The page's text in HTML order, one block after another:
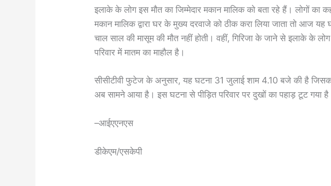
इलाके के लोग इस मौत का जिम्मेदार मकान मालिक को बता रहे हैं। लोगों का
मकान मालिक द्वारा घर के मुख्य दरवाजे को ठीक करा लिया जाता तो आज यह
चाल साल की मासूम की मौत नहीं होती। वहीं, गिरिजा के जाने से इलाके के
परिवार में मातम का माहौल है।
सीसीटीवी फुटेज के अनुसार, यह घटना 31 जुलाई शाम 4.10 बजे की है
अब सामने आया है। इस घटना से पीड़ित परिवार पर दुखों का पहाड़ टूट गया
–आईएएनएस
डीकेएम/एसकेपी